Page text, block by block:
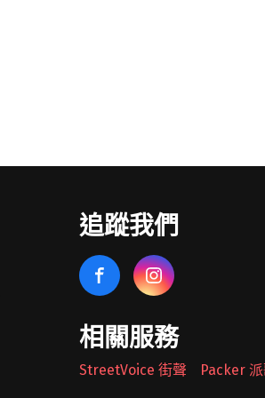
追蹤我們
相關服務
StreetVoice 街聲 Packer